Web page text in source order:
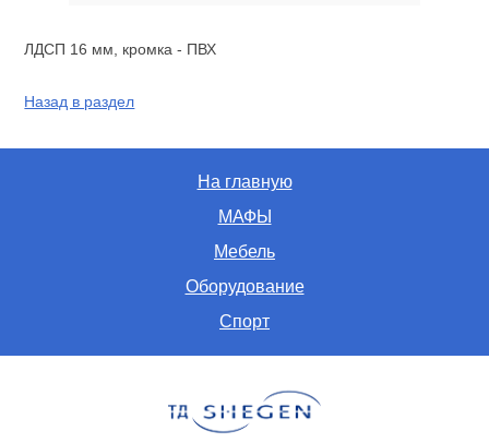
ЛДСП 16 мм, кромка - ПВХ
Назад в раздел
На главную
МАФЫ
Мебель
Оборудование
Спорт